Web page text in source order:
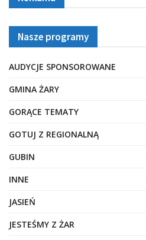
Nasze programy
AUDYCJE SPONSOROWANE
GMINA ŻARY
GORĄCE TEMATY
GOTUJ Z REGIONALNĄ
GUBIN
INNE
JASIEŃ
JESTEŚMY Z ŻAR